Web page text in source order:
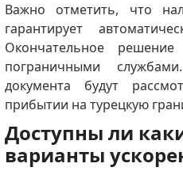
Важно отметить, что
гарантирует
Окончательное
пограничными
документа будут
прибытии на турецкую
Доступны ли
варианты